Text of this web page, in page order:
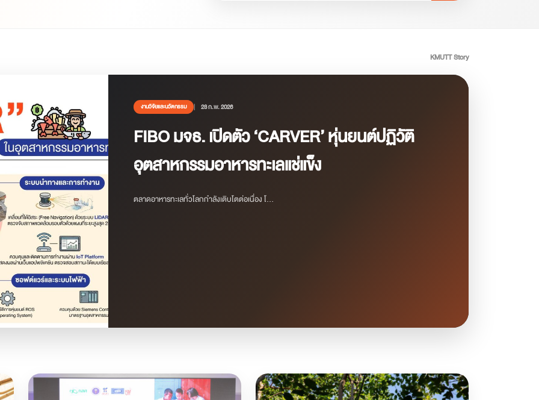
KMUTT Story
งานวิจัยและนวัตกรรม 23 ก.พ. 2026
FIBO มจธ. เปิดตัว ‘CARVER’ หุ่นยนต์ปฏิวัติ
อุตสาหกรรมอาหารทะเลแช่แข็ง
ตลาดอาหารทะเลทั่วโลกกำลังเติบโตต่อเนื่อง โ...